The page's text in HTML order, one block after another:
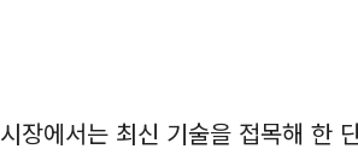
시장에서는 최신 기술을 접목해 한